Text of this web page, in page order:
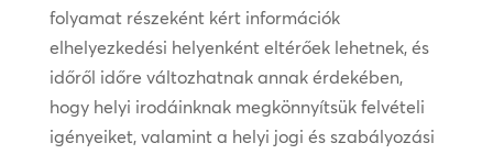
folyamat részeként kért információk
elhelyezkedési helyenként eltérőek lehetnek, és
időről időre változhatnak annak érdekében,
hogy helyi irodáinknak megkönnyítsük felvételi
igényeiket, valamint a helyi jogi és szabályozási